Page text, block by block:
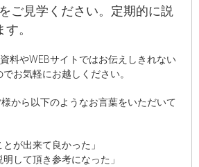
ご見学ください。定期的に説
。
料やWEBサイトではお伝えしきれない
お気軽にお越しください。
から以下のようなお言葉をいただいて
が出来て良かった」
明して頂き参考になった」